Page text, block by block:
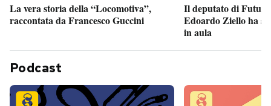
La vera storia della “Locomotiva”,
raccontata da Francesco Guccini
Il deputato di
Edoardo Ziello ha
in aula
Podcast